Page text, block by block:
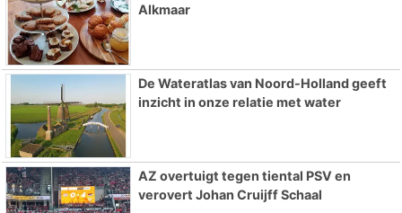
Alkmaar
De Wateratlas van Noord-Holland geeft
inzicht in onze relatie met water
AZ overtuigt tegen tiental PSV en
verovert Johan Cruijff Schaal